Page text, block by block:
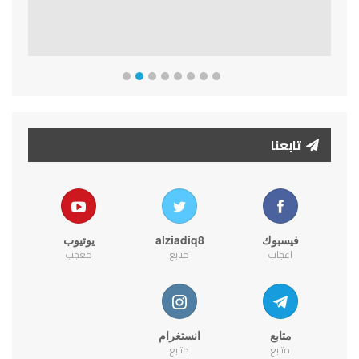
تابعنا
فيسبوك
اعجاب
alziadiq8
متابع
يوتيوب
معجب
متابع
متابع
انستغرام
متابع